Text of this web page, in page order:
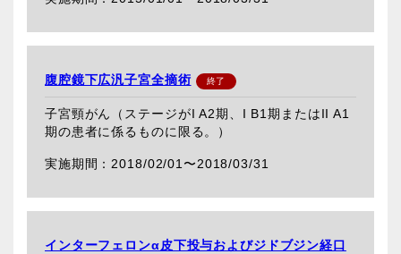
腹腔鏡下広汎子宮全摘術
子宮頸がん（ステージがI A2期、I B1期またはII A1
期の患者に係るものに限る。）
2018/02/01〜2018/03/31
インターフェロンα皮下投与およびジドブジン経口